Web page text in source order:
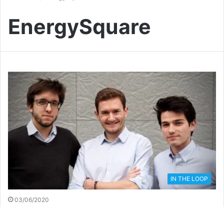
EnergySquare
IN THE LOOP
03/06/2020